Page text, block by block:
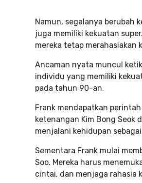
Namun, segalanya berubah
juga memiliki kekuatan
mereka tetap merahasiakan
Ancaman nyata muncul
individu yang memiliki
pada tahun 90-an.
Frank mendapatkan
ketenangan Kim Bong Seok
menjalani kehidupan
Sementara Frank mulai
Soo. Mereka harus
cintai, dan menjaga rahasia